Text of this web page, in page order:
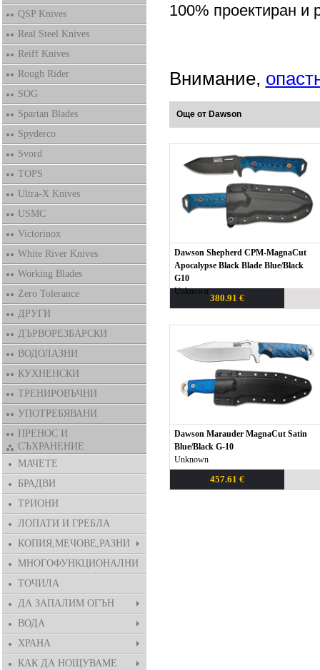
QSP Knives
Real Steel Knives
Reiff Knives
Rough Rider
SOG
Spartan Blades
Spyderco
Svord
TOPS
Ultra-X Knives
USMC
Victorinox
White River Knives
Working Blades
Zero Tolerance
ДРУГИ
ДЪРВОРЕЗБАРСКИ
ВОДОЛАЗНИ
КУХНЕНСКИ
ТРЕНИРОВЪЧНИ
УПОТРЕБЯВАНИ
ПРЕНОС И
СЪХРАНЕНИЕ
МАЧЕТЕ
БРАДВИ
ТРИОНИ
ЛОПАТИ И ГРЕБЛА
КОПИЯ,МЕЧОВЕ,РАЗНИ
МНОГОФУНКЦИОНАЛНИ
ТОЧИЛА
ДА ЗАПАЛИМ ОГЪН
ВОДА
ХРАНА
КАК ДА НОЩУВАМЕ
100% проектиран
Внимание,
Още от Dawson
Dawson Shepherd CPM-MagnaCut
Apocalypse Black Blade Blue/Black
G10
Unknown
380.91 €
Dawson Marauder MagnaCut Satin
Blue/Black G-10
Unknown
457.61 €